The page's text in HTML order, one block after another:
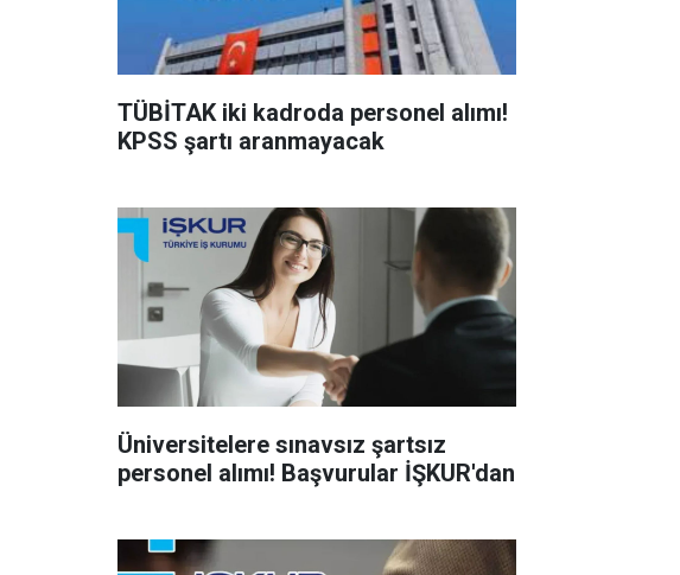
TÜBİTAK iki kadroda personel alımı!
KPSS şartı aranmayacak
Üniversitelere sınavsız şartsız
personel alımı! Başvurular İŞKUR'dan